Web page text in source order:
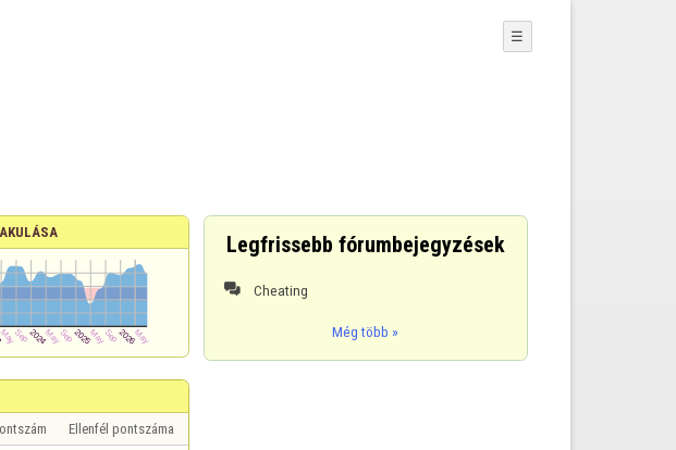
☰
Ellenfél pontszáma
Legfrissebb fórumbejegyzések
 Cheating
Még több »